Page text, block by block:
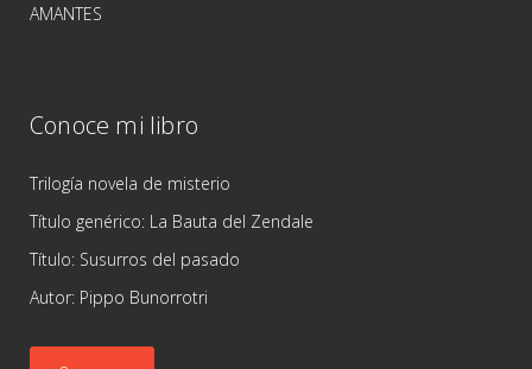
AMANTES
Conoce mi libro
Trilogía novela de misterio
Título genérico: La Bauta del Zendale
Título: Susurros del pasado
Autor: Pippo Bunorrotri